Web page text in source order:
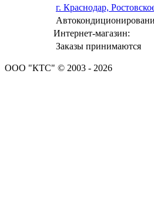
г. Краснодар,
Интернет-магазин:
Заказы принимаются
ООО "КТС" © 2003 - 2026